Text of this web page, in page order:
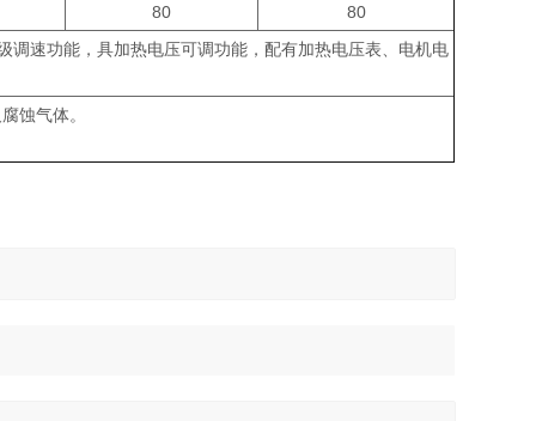
80 80
速功能，具加热电压可调功能，配有加热电压表、电机电
蚀气体。